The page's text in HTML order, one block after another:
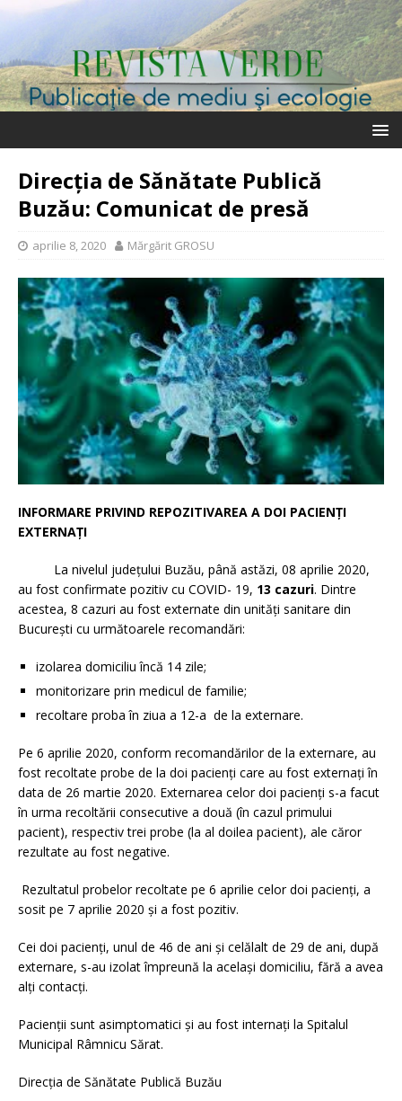
Direcția de Sănătate Publică
Buzău: Comunicat de presă
aprilie 8, 2020 Mărgărit GROSU
INFORMARE PRIVIND REPOZITIVAREA A DOI PACIENȚI
EXTERNAȚI
La nivelul județului Buzău, până astăzi, 08 aprilie 2020,
au fost confirmate pozitiv cu COVID- 19, 13 cazuri. Dintre
acestea, 8 cazuri au fost externate din unități sanitare din
București cu următoarele recomandări:
izolarea domiciliu încă 14 zile;
monitorizare prin medicul de familie;
recoltare proba în ziua a 12-a de la externare.
Pe 6 aprilie 2020, conform recomandărilor de la externare, au
fost recoltate probe de la doi pacienți care au fost externați în
data de 26 martie 2020. Externarea celor doi pacienți s-a facut
în urma recoltării consecutive a două (în cazul primului
pacient), respectiv trei probe (la al doilea pacient), ale căror
rezultate au fost negative.
Rezultatul probelor recoltate pe 6 aprilie celor doi pacienți, a
sosit pe 7 aprilie 2020 și a fost pozitiv.
Cei doi pacienți, unul de 46 de ani și celălalt de 29 de ani, după
externare, s-au izolat împreună la același domiciliu, fără a avea
alți contacți.
Pacienții sunt asimptomatici și au fost internați la Spitalul
Municipal Râmnicu Sărat.
Direcția de Sănătate Publică Buzău